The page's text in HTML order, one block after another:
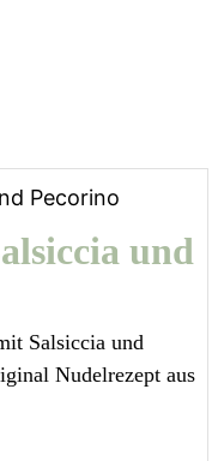
und
Salsiccia und
Nudelrezept aus